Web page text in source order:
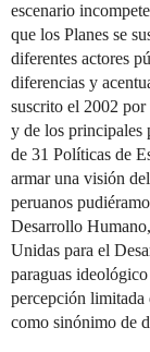
escenario
que los Planes se
diferentes actores
diferencias y
suscrito el 2002
y de los principales
de 31 Políticas de
armar una visión
peruanos
Desarrollo
Unidas para el
paraguas
percepción limitada
como sinónimo de